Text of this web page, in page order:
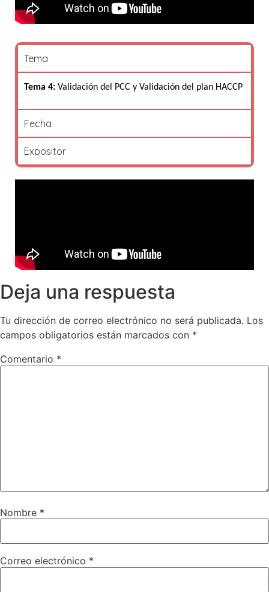
Tema
Tema 4: Validación del PCC y Validación del plan HACCP
Fecha
Expositor
Deja una respuesta
Tu dirección de correo electrónico no será publicada. Los
campos obligatorios están marcados con *
Comentario *
Nombre *
Correo electrónico *